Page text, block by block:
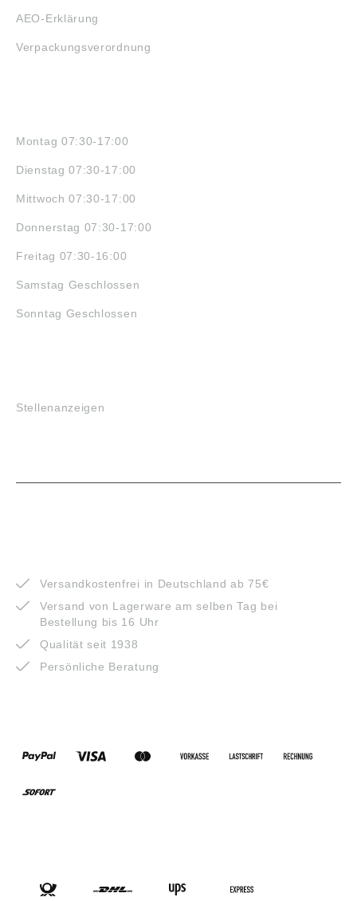
AEO-Erklärung
Verpackungsverordnung
Montag 07:30-17:00
Dienstag 07:30-17:00
Mittwoch 07:30-17:00
Donnerstag 07:30-17:00
Freitag 07:30-16:00
Samstag Geschlossen
Sonntag Geschlossen
Stellenanzeigen
Versandkostenfrei in Deutschland ab 75€
Versand von Lagerware am selben Tag bei
Bestellung bis 16 Uhr
Qualität seit 1938
Persönliche Beratung